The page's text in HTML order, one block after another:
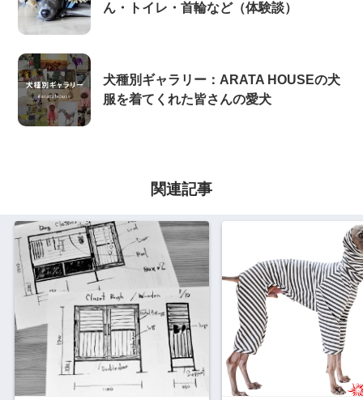
ん・トイレ・首輪など（体験談）
犬種別ギャラリー：ARATA HOUSEの犬
服を着てくれた皆さんの愛犬
関連記事